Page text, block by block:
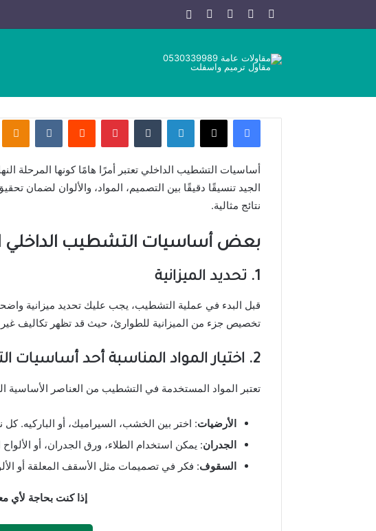
فيسبوك يوتيوب انستقرام
فيسبوك X لينكدإن بينتيريست
أساسيات التشطيب الداخلي تعتبر أمرًا هامًا كونها المرحلة
الجيد تنسيقًا دقيقًا بين التصميم، المواد، والألوان
نتائج مثالية.
بعض أساسيات التشطيب الداخلي
1. تحديد الميزانية
قبل البدء في عملية التشطيب، يجب عليك تحديد ميزانية
تخصيص جزء من الميزانية للطوارئ، حيث قد تظهر تكاليف غير
2. اختيار المواد المناسبة أحد أساسيات
تعتبر المواد المستخدمة في التشطيب من العناصر الأساسية
الأرضيات: اختر بين الخشب، السيراميك، أو الباركيه. كل
الجدران: يمكن استخدام الطلاء، ورق الجدران، أو
السقوف: فكر في تصميمات مثل الأسقف المعلقة أو
إذا كنت بحاجة لأي